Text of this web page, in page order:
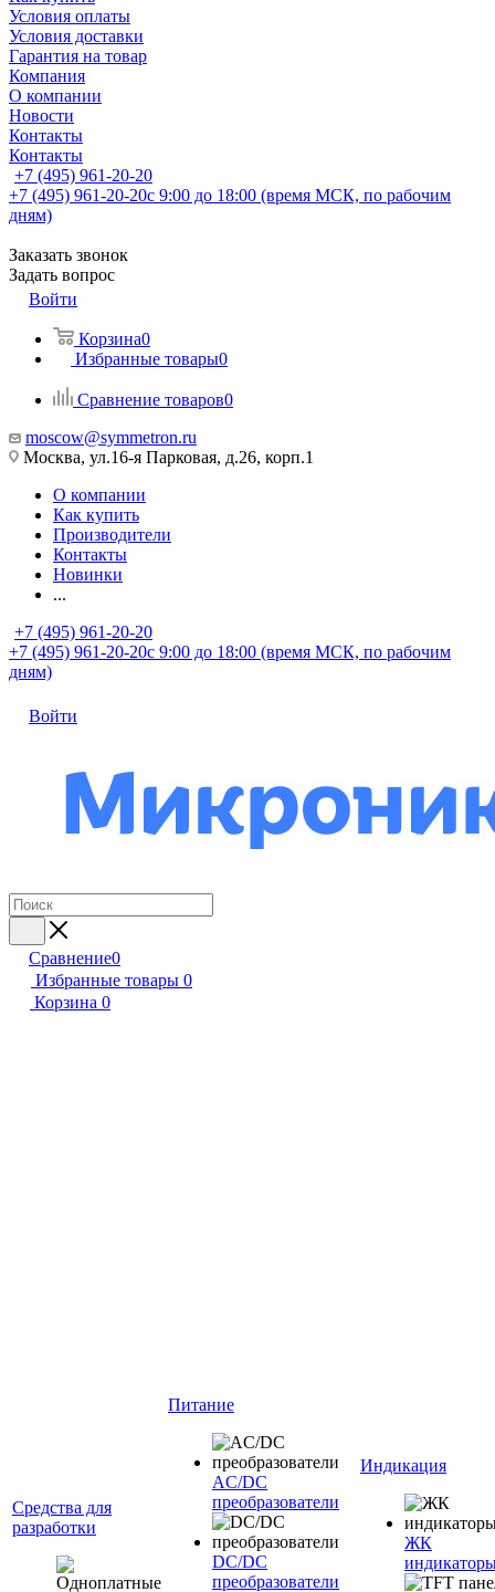
Условия оплаты
Условия доставки
Гарантия на товар
Компания
О компании
Новости
Контакты
Контакты
+7 (495) 961-20-20
+7 (495) 961-20-20с 9:00 до 18:00 (время МСК, по рабочим
дням)
Заказать звонок
Задать вопрос
Войти
Корзина0
Избранные товары0
Сравнение товаров0
moscow@symmetron.ru
Москва, ул.16-я Парковая, д.26, корп.1
О компании
Как купить
Производители
Контакты
Новинки
...
+7 (495) 961-20-20
+7 (495) 961-20-20с 9:00 до 18:00 (время МСК, по рабочим
дням)
Войти
Сравнение0
Избранные товары 0
Корзина 0
Средства для
разработки
Питание
AC/DC
преобразователи
DC/DC
преобразователи
Индикация
ЖК